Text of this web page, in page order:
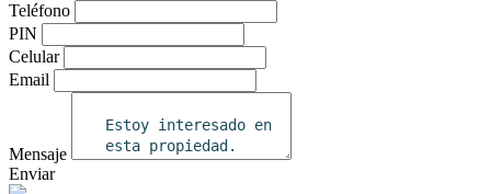
Teléfono
PIN
Celular
Email
Mensaje
Enviar